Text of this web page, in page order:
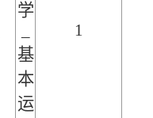
学
基
本
运
1